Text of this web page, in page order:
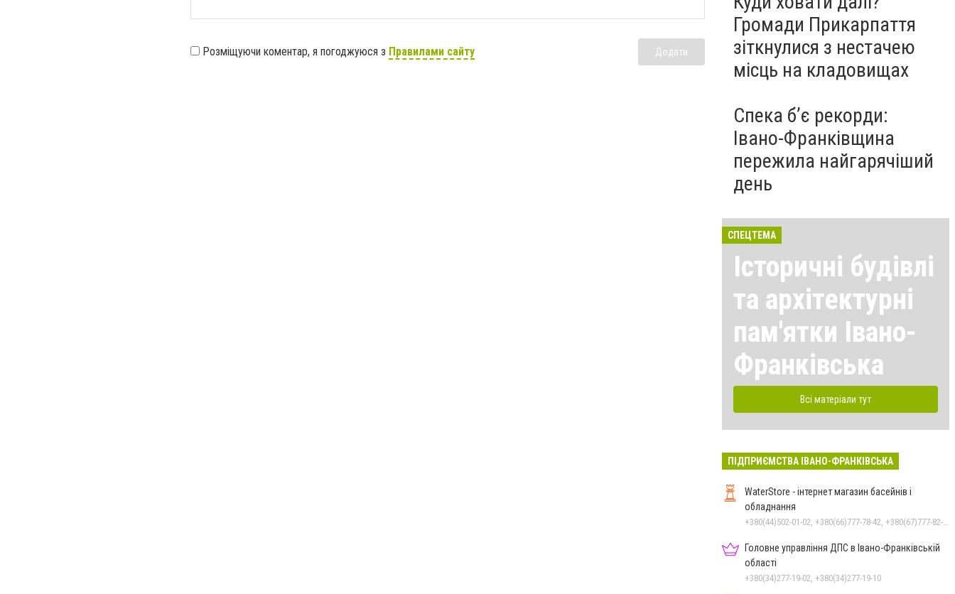
Розміщуючи коментар, я погоджуюся з Правилами сайту Додати
Громади Прикарпаття
зіткнулися з нестачею
місць на кладовищах
Спека б’є рекорди:
Івано-Франківщина
пережила найгарячіший
день
СПЕЦТЕМА
Історичні будівлі
та архітектурні
пам'ятки Івано-
Франківська
Всі матеріали тут
ПІДПРИЄМСТВА ІВАНО-ФРАНКІВСЬКА
WaterStore - інтернет магазин басейнів і
обладнання
Головне управління ДПС в Івано-Франківській
області
+380(34)277-19-02, +380(34)277-19-10